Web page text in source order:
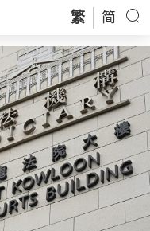
繁 简